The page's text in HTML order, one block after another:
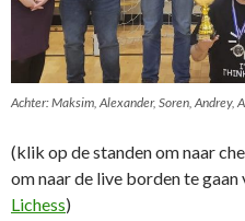
Achter: Maksim, Alexander, Soren, Andrey,
(klik op de standen om naar
om naar de live borden te gaan
Lichess)